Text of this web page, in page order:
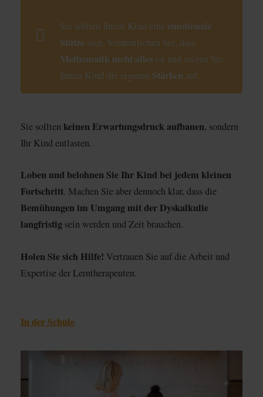
Sie sollten Ihrem Kind eine emotionale
Stützesein. Verdeutlichen Sie, dass
Mathematik nicht allesist und zeigen Sie
Ihrem Kind die eigenen Stärken auf.
Sie sollten keinen Erwartungsdruck aufbauen, sondern
Ihr Kind entlasten.
Loben und belohnen Sie Ihr Kind bei jedem kleinen
Fortschritt. Machen Sie aber dennoch klar, dass die
Bemühungen im Umgang mit der Dyskalkulie
langfristig sein werden und Zeit brauchen.
Holen Sie sich Hilfe! Vertrauen Sie auf die Arbeit und
Expertise der Lerntherapeuten.
In der Schule